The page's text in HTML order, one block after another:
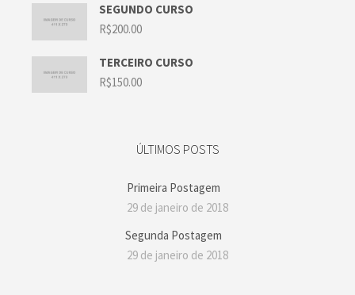
SEGUNDO CURSO
R$200.00
TERCEIRO CURSO
R$150.00
ÚLTIMOS POSTS
Primeira Postagem
29 de janeiro de 2018
Segunda Postagem
29 de janeiro de 2018